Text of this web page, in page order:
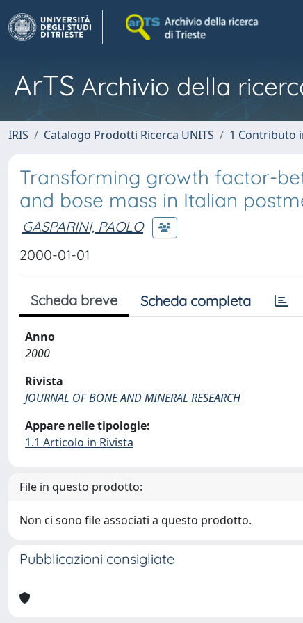
ArTS Archivio della
IRIS Catalogo Prodotti Ricerca UNITS 1 Contributo
Transforming growth factor-
and bose mass in Italian
GASPARINI, PAOLO
2000-01-01
Scheda breve Scheda completa
Anno
2000
Rivista
JOURNAL OF BONE AND MINERAL RESEARCH
Appare nelle tipologie:
1.1 Articolo in Rivista
File in questo prodotto:
Non ci sono file associati a questo prodotto.
Pubblicazioni consigliate